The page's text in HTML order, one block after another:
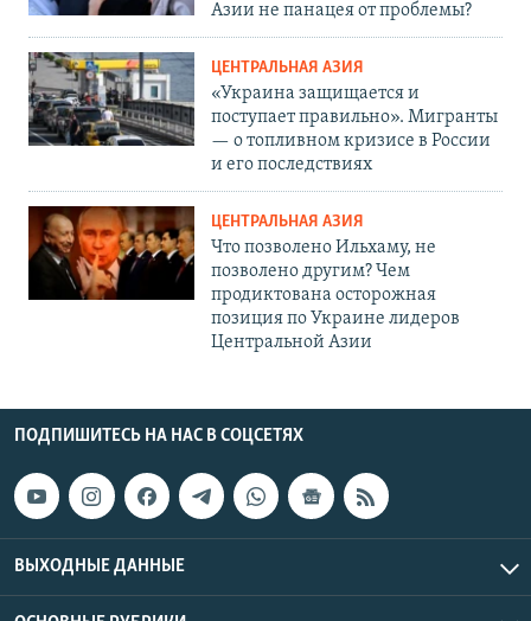
Азии не панацея от проблемы?
ЦЕНТРАЛЬНАЯ АЗИЯ
«Украина защищается и
поступает правильно». Мигранты
— о топливном кризисе в России
и его последствиях
ЦЕНТРАЛЬНАЯ АЗИЯ
Что позволено Ильхаму, не
позволено другим? Чем
продиктована осторожная
позиция по Украине лидеров
Центральной Азии
ПОДПИШИТЕСЬ НА НАС В СОЦСЕТЯХ
ВЫХОДНЫЕ ДАННЫЕ